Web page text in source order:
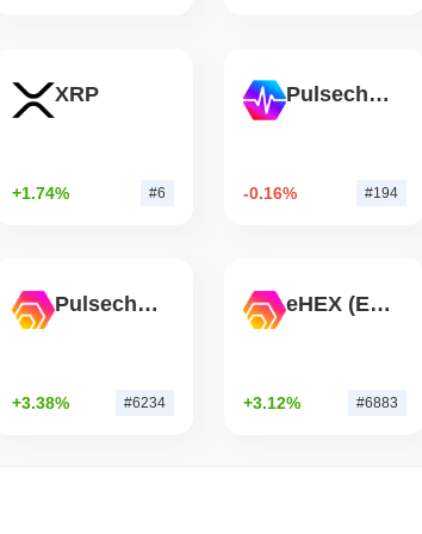
Wells Fargo, Mevduatları Tokenleştirme
XRP
+1.74% #6
Pulsechain
-0.16% #194
Pulsechain Bridged HEX (Pulsechain)
+3.38% #6234
eHEX (Ethereum)
+3.12% #6883